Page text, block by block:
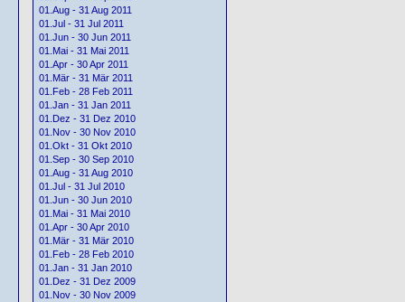
01.Aug - 31 Aug 2011
01.Jul - 31 Jul 2011
01.Jun - 30 Jun 2011
01.Mai - 31 Mai 2011
01.Apr - 30 Apr 2011
01.Mär - 31 Mär 2011
01.Feb - 28 Feb 2011
01.Jan - 31 Jan 2011
01.Dez - 31 Dez 2010
01.Nov - 30 Nov 2010
01.Okt - 31 Okt 2010
01.Sep - 30 Sep 2010
01.Aug - 31 Aug 2010
01.Jul - 31 Jul 2010
01.Jun - 30 Jun 2010
01.Mai - 31 Mai 2010
01.Apr - 30 Apr 2010
01.Mär - 31 Mär 2010
01.Feb - 28 Feb 2010
01.Jan - 31 Jan 2010
01.Dez - 31 Dez 2009
01.Nov - 30 Nov 2009